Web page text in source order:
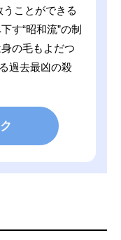
ことができる
す“昭和流”の制
の毛もよだつ
過去最凶の殺